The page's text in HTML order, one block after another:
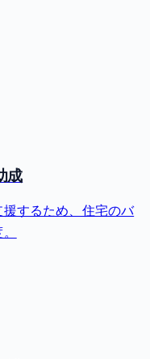
成
するため、住宅のバ